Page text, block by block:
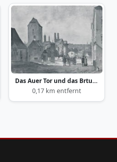
Das Auer Tor und das Brtunnhaus am Isarberg
0,17 km entfernt